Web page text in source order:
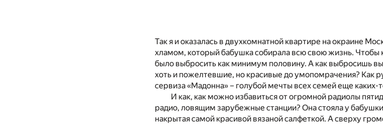
Так я и оказалась в двухкомнатной квартире на окраине
хламом, который бабушка собирала всю свою жизнь. Чтобы
было выбросить как минимум половину. А как выбросишь
хоть и пожелтевшие, но красивые до умопомрачения? Как
сервиза «Мадонна» – голубой мечты всех семей еще каких-
И как, как можно избавиться от огромной радиолы
радио, ловящим зарубежные станции? Она стояла у
накрытая самой красивой вязаной салфеткой. А сверху